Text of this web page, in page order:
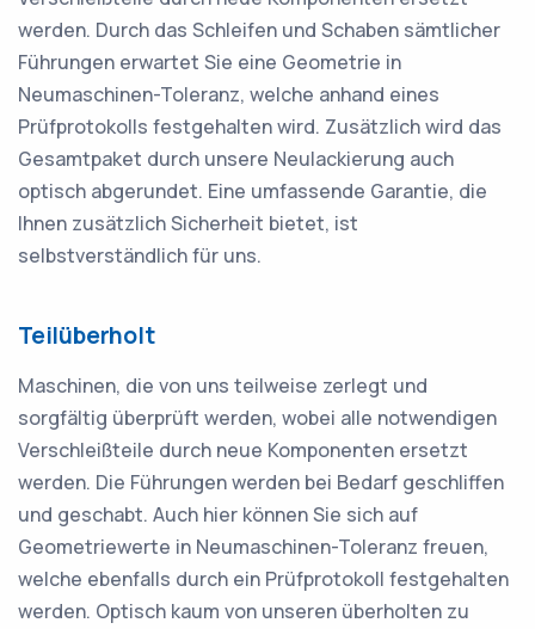
werden. Durch das Schleifen und Schaben sämtlicher
Führungen erwartet Sie eine Geometrie in
Neumaschinen-Toleranz, welche anhand eines
Prüfprotokolls festgehalten wird. Zusätzlich wird das
Gesamtpaket durch unsere Neulackierung auch
optisch abgerundet. Eine umfassende Garantie, die
Ihnen zusätzlich Sicherheit bietet, ist
selbstverständlich für uns.
Teilüberholt
Maschinen, die von uns teilweise zerlegt und
sorgfältig überprüft werden, wobei alle notwendigen
Verschleißteile durch neue Komponenten ersetzt
werden. Die Führungen werden bei Bedarf geschliffen
und geschabt. Auch hier können Sie sich auf
Geometriewerte in Neumaschinen-Toleranz freuen,
welche ebenfalls durch ein Prüfprotokoll festgehalten
werden. Optisch kaum von unseren überholten zu